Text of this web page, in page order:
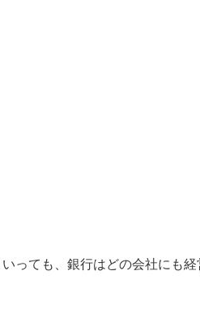
っても、銀行はどの会社にも